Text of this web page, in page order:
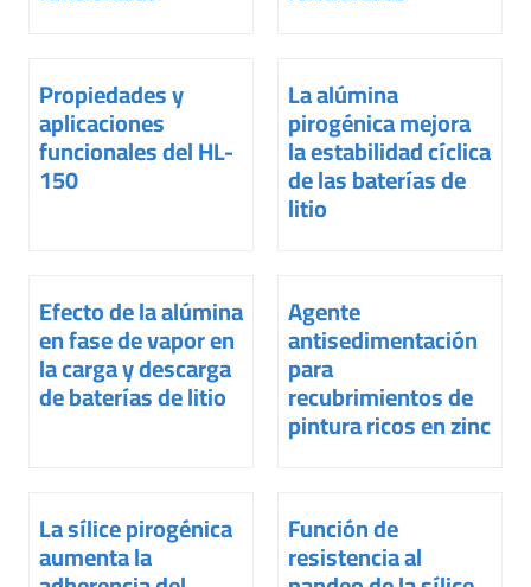
Propiedades y
aplicaciones
funcionales del HL-
150
La alúmina
pirogénica mejora
la estabilidad cíclica
de las baterías de
litio
Efecto de la alúmina
en fase de vapor en
la carga y descarga
de baterías de litio
Agente
antisedimentación
para
recubrimientos de
pintura ricos en zinc
La sílice pirogénica
aumenta la
Función de
resistencia al